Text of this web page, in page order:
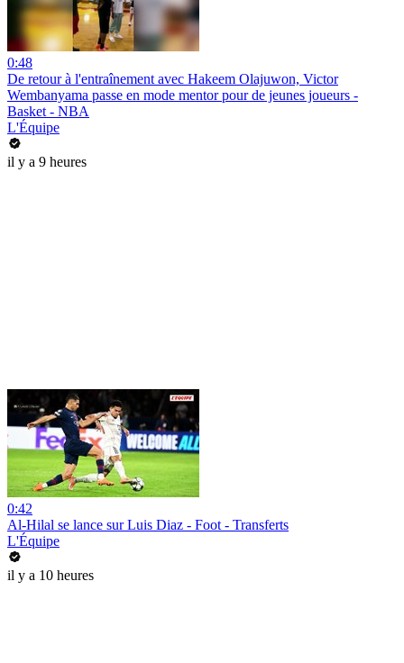
0:48
De retour à l'entraînement avec Hakeem Olajuwon, Victor
Wembanyama passe en mode mentor pour de jeunes joueurs -
Basket - NBA
L'Équipe
il y a 9 heures
0:42
Al-Hilal se lance sur Luis Diaz - Foot - Transferts
L'Équipe
il y a 10 heures